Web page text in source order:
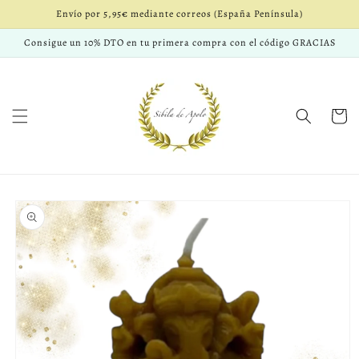
directamente
al contenido
Envío por 5,95€ mediante correos (España Península)
Consigue un 10% DTO en tu primera compra con el código GRACIAS
Carrito
directamente
a la
información
del producto